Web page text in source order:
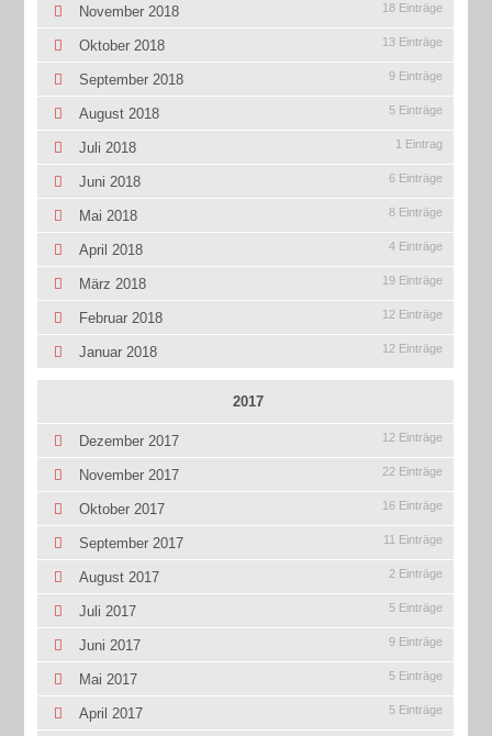
November 2018 18 Einträge
Oktober 2018 13 Einträge
September 2018 9 Einträge
August 2018 5 Einträge
Juli 2018 1 Eintrag
Juni 2018 6 Einträge
Mai 2018 8 Einträge
April 2018 4 Einträge
März 2018 19 Einträge
Februar 2018 12 Einträge
Januar 2018 12 Einträge
2017
Dezember 2017 12 Einträge
November 2017 22 Einträge
Oktober 2017 16 Einträge
September 2017 11 Einträge
August 2017 2 Einträge
Juli 2017 5 Einträge
Juni 2017 9 Einträge
Mai 2017 5 Einträge
April 2017 5 Einträge